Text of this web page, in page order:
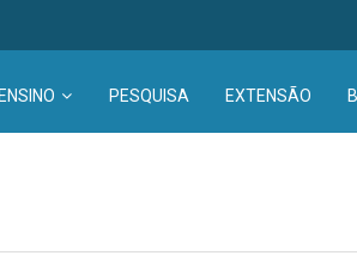
ENSINO PESQUISA EXTENSÃO